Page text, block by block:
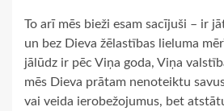
To arī mēs bieži esam sacījuši – ir
un bez Dieva žēlastības lieluma
jālūdz ir pēc Viņa goda, Viņa
mēs Dieva prātam nenoteiktu
vai veida ierobežojumus, bet